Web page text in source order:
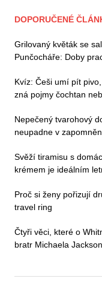
DOPORUČENÉ
Grilovaný květák se
Punčocháře: Doby
Kvíz: Češi umí pít
zná pojmy čochtan
Nepečený tvarohový
neupadne v
Svěží tiramisu s
krémem je ideálním
Proč si ženy pořizují
travel ring
Čtyři věci, které o
bratr Michaela